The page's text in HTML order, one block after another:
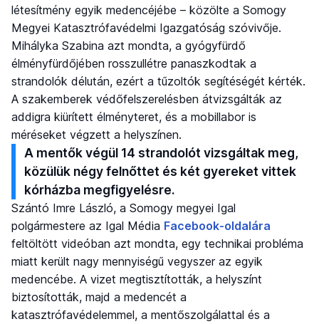
létesítmény egyik medencéjébe – közölte a Somogy
Megyei Katasztrófavédelmi Igazgatóság szóvivője.
Mihályka Szabina azt mondta, a gyógyfürdő
élményfürdőjében rosszullétre panaszkodtak a
strandolók délután, ezért a tűzoltók segítéségét kérték.
A szakemberek védőfelszerelésben átvizsgálták az
addigra kiürített élményteret, és a mobillabor is
méréseket végzett a helyszínen.
A mentők végül 14 strandolót vizsgáltak meg,
közülük négy felnőttet és két gyereket vittek
kórházba megfigyelésre.
Szántó Imre László, a Somogy megyei Igal
polgármestere az Igal Média Facebook-oldalára
feltöltött videóban azt mondta, egy technikai probléma
miatt került nagy mennyiségű vegyszer az egyik
medencébe. A vizet megtisztították, a helyszínt
biztosították, majd a medencét a
katasztrófavédelemmel, a mentőszolgálattal és a